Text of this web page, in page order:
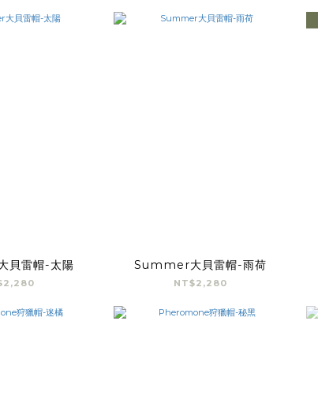
貝雷帽-太陽 Summer大貝雷帽-雨荷
NT$2,280